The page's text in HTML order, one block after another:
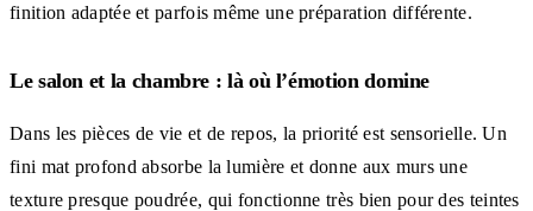
finition adaptée et parfois même une préparation différente.
Le salon et la chambre : là où l’émotion domine
Dans les pièces de vie et de repos, la priorité est sensorielle. Un
fini mat profond absorbe la lumière et donne aux murs une
texture presque poudrée, qui fonctionne très bien pour des teintes